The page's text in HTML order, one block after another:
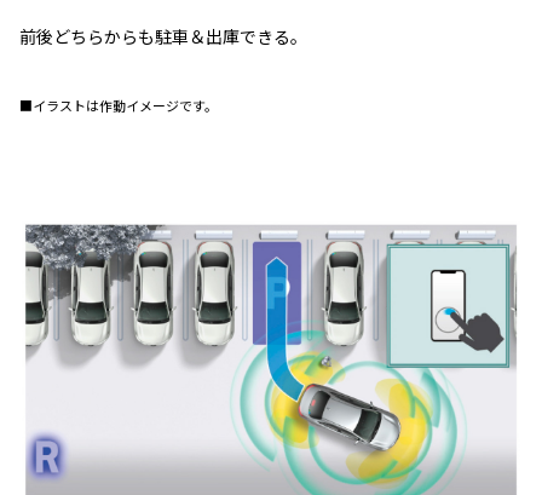
前後どちらからも駐車＆出庫できる。
■イラストは作動イメージです。